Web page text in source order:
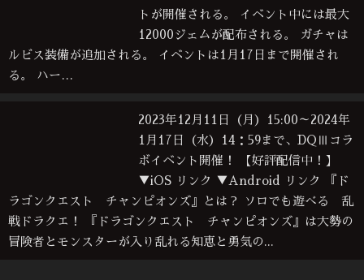
トが開催される。 イベント中には最大
12000ジェムが配布される。 ガチャは
ルビス装備が追加される。 イベントは1月17日まで開催され
る。 ハー…
2023年12月11日（月）15:00～2024年
1月17日（水）14：59まで、DQⅢコラ
ボイベント開催！ 【好評配信中！】
▼iOS リンク ▼Android リンク 『ド
ラゴンクエスト チャンピオンズ』とは？ ソロでも遊べる 乱
戦ドラクエ！ 『ドラゴンクエスト チャンピオンズ』は大勢の
冒険者とモンスターが入り乱れる知恵と勇気の...